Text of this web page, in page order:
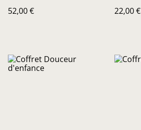
52,00 €
22,00 €